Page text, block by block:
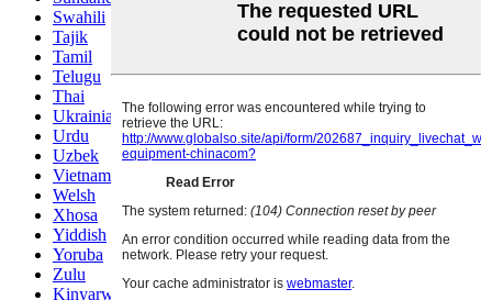
Swahili
Tajik
Tamil
Telugu
Thai
Ukrainian
Urdu
Uzbek
Vietnamese
Welsh
Xhosa
Yiddish
Yoruba
Zulu
Kinyarwanda